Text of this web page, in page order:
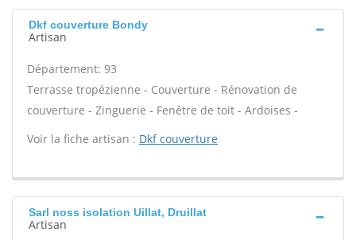
Dkf couverture Bondy
Artisan
Département: 93
Terrasse tropézienne - Couverture - Rénovation de
couverture - Zinguerie - Fenêtre de toit - Ardoises -
Voir la fiche artisan : Dkf couverture
Sarl noss isolation Uillat, Druillat
Artisan